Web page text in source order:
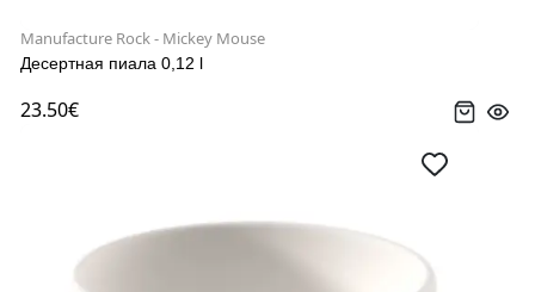
Manufacture Rock - Mickey Mouse
Десертная пиала 0,12 l
23.50€